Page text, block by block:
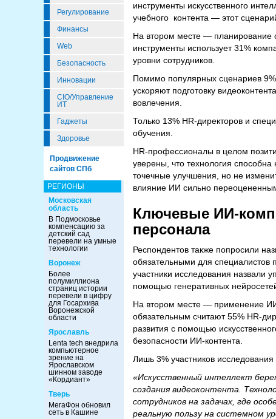
Регулирование
Финансы
Web
Безопасность
Инновации
CIO/Управление
ИТ
Гаджеты
Здоровье
Продвижение
сайтов СПб
РЕГИОНЫ
Московская
область
В Подмосковье
компенсацию за
детский сад
перевели на умные
технологии
Воронеж
Более
полумиллиона
страниц истории
перевели в цифру
для Госархива
Воронежской
области
Ярославль
Lenta tech внедрила
компьютерное
зрение на
Ярославском
шинном заводе
«Кордиант»
Тверь
МегаФон обновил
сеть в Кашине
инструменты искусственного
учебного контента — этот
На втором месте — планирование
инструменты использует 31%
уровни сотрудников.
Помимо популярных сценариев
ускоряют подготовку
вовлечения.
Только 13% HR-директоров и
обучения.
HR-профессионалы в целом
уверены, что технология
точечные улучшения, но не
влияние ИИ сильно
Ключевые ИИ-
персонала
Респондентов также попросили
обязательными для
участники исследования назвали
помощью генеративных
На втором месте — применение
обязательным считают 55% HR-
развития с помощью
безопасности ИИ-контента.
Лишь 3% участников
«Искусственный интеллект
создания видеоконтента.
сотрудников на задачах, где
реальную пользу на системном